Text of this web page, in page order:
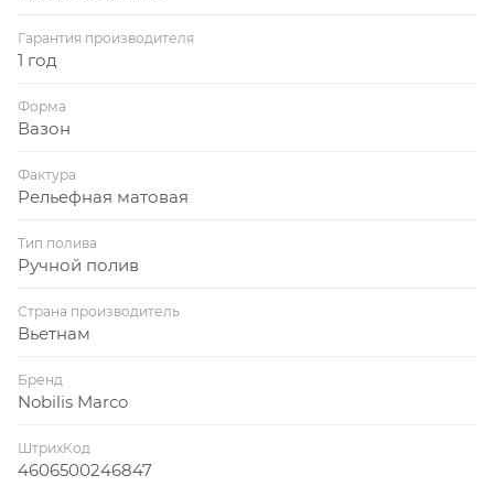
Гарантия производителя
1 год
Форма
Вазон
Фактура
Рельефная матовая
Тип полива
Ручной полив
Страна производитель
Вьетнам
Бренд
Nobilis Marco
ШтрихКод
4606500246847